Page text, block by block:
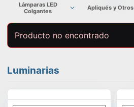
Lámparas LED
Colgantes
Apliqués y Otros
Producto no encontrado
Luminarias